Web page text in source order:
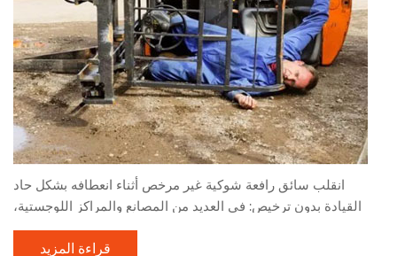
انقلب سائق رافعة شوكية غير مرخص أثناء انعطافه بشكل حاد
القيادة بدون ترخيص: في العديد من المصانع والمراكز اللوجستية،
وبسبب احتياجات الإنتاج العاجلة، يتم أحيانًا تعيين العمال الذين
يفتقرون إلى التدريب المؤهل والمؤهلات لتشغيل الرافعات الشوكية .
قراءة المزيد